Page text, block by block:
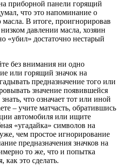
приборной панели горящий
что это напоминание о
В итоге, проигнорировав
давлении масла, хозяин
«убил» достаточно нестарый
без внимания ни одно
или горящий значок на
предназначение того или
значение появившейся
что означает тот или иной
– учите матчасть, обратившись
автомобиля или ищите
«угадайка» символов на
чем простое игнорирование
предназначения значков на
то же, что и попытка
как это сделать.